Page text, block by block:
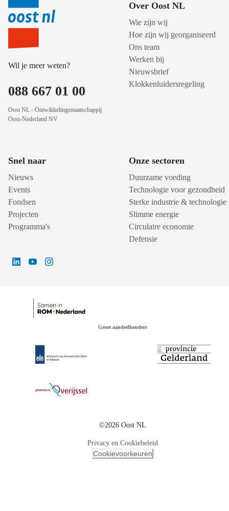
Wil je meer weten?
088 667 01 00
Oost NL - Ontwikkelingsmaatschappij
Oost-Nederland NV
Over Oost NL
Wie zijn wij
Hoe zijn wij georganiseerd
Ons team
Werken bij
Nieuwsbrief
Klokkenluidersregeling
Snel naar
Nieuws
Events
Fondsen
Projecten
Programma's
Onze sectoren
Duurzame voeding
Technologie voor gezondheid
Sterke industrie & technologie
Slimme energie
Circulaire economie
Defensie
Groot aandeelhouders
©2026 Oost NL
Privacy en Cookiebeleid
Cookievoorkeuren